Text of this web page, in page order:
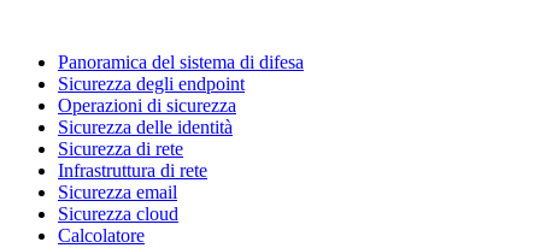
Panoramica del sistema di difesa
Sicurezza degli endpoint
Operazioni di sicurezza
Sicurezza delle identità
Sicurezza di rete
Infrastruttura di rete
Sicurezza email
Sicurezza cloud
Calcolatore